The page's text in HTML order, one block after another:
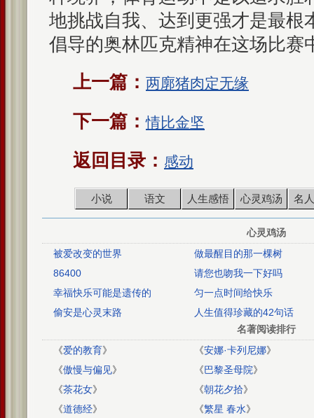
地挑战自我、达到更强才是最根
倡导的奥林匹克精神在这场比赛
上一篇： 两廓猪肉定无缘
下一篇：情比金坚
返回目录： 感动
小说 语文 人生感悟 心灵鸡汤 名
心灵鸡汤
被爱改变的世界
做最醒目的那一棵树
86400
请您也吻我一下好吗
幸福快乐可能是遗传的
匀一点时间给快乐
偷安是心灵末路
人生值得珍藏的42句话
名著阅读排行
《爱的教育》 《安娜·卡列尼娜》
《傲慢与偏见》 《巴黎圣母院》
《茶花女》 《朝花夕拾》
《道德经》 《繁星 春水》